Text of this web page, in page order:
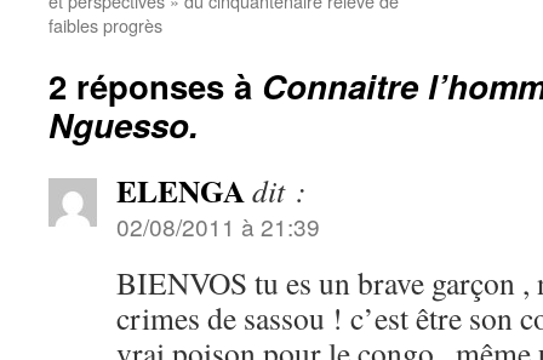
faibles progrès
2 réponses à Connaitre
Nguesso.
ELENGAdit :
02/08/2011 à 21:39
BIENVOS tu es un brave garçon ,
crimes de sassou ! c’est être son